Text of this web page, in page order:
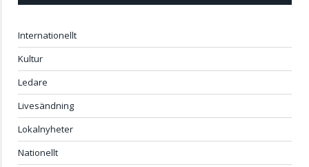
Internationellt
Kultur
Ledare
Livesändning
Lokalnyheter
Nationellt